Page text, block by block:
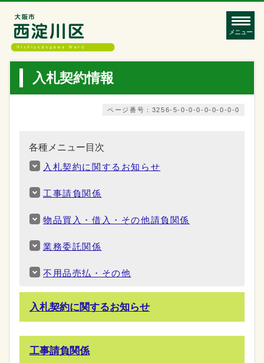
メニュー
入札契約情報
ページ番号：3256-5-0-0-0-0-0-0-0-0
各種メニュー目次
入札契約に関するお知らせ
工事請負関係
物品買入・借入・その他請負関係
業務委託関係
不用品売払・その他
入札契約に関するお知らせ
工事請負関係